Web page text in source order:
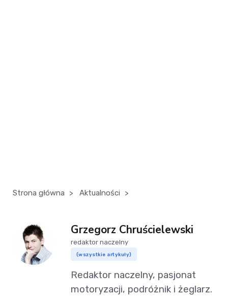
Strona główna > Aktualności >
Grzegorz Chruścielewski
redaktor naczelny
(wszystkie artykuły)
Redaktor naczelny, pasjonat
motoryzacji, podróżnik i żeglarz.